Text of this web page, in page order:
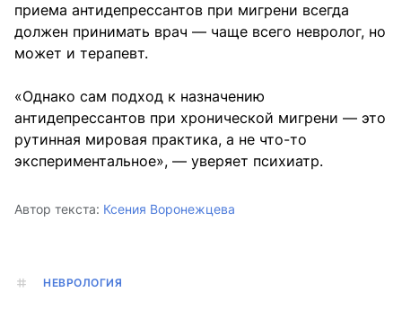
приема антидепрессантов при мигрени всегда
должен принимать врач — чаще всего невролог, но
может и терапевт.
«Однако сам подход к назначению
антидепрессантов при хронической мигрени — это
рутинная мировая практика, а не что-то
экспериментальное», — уверяет психиатр.
Автор текста: Ксения Воронежцева
НЕВРОЛОГИЯ